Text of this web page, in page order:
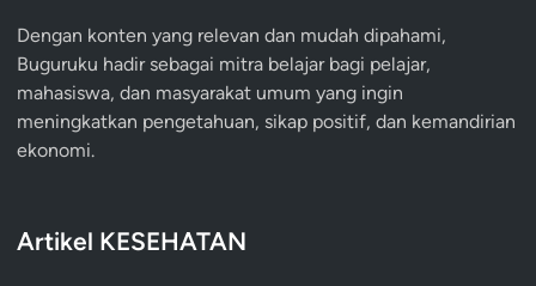
Dengan konten yang relevan dan mudah dipahami,
Buguruku hadir sebagai mitra belajar bagi pelajar,
mahasiswa, dan masyarakat umum yang ingin
meningkatkan pengetahuan, sikap positif, dan kemandirian
ekonomi.
Artikel KESEHATAN